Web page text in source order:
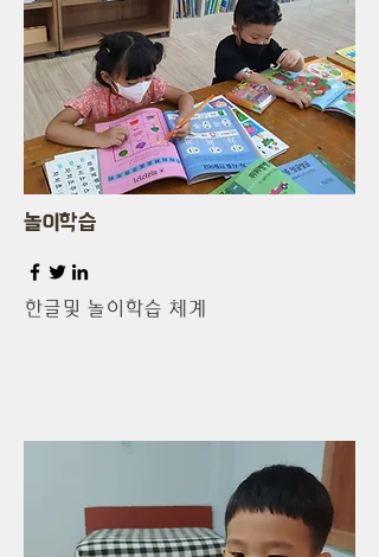
놀이학습
한글및 놀이학습 체계